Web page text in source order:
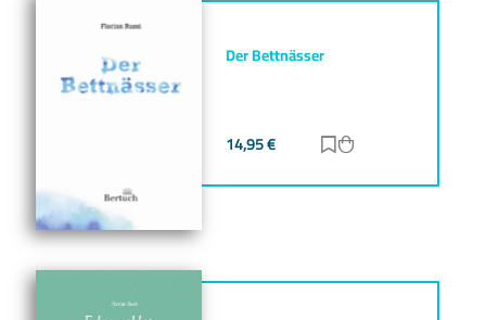
Der Bettnässer
14,95€ Zur Merkliste